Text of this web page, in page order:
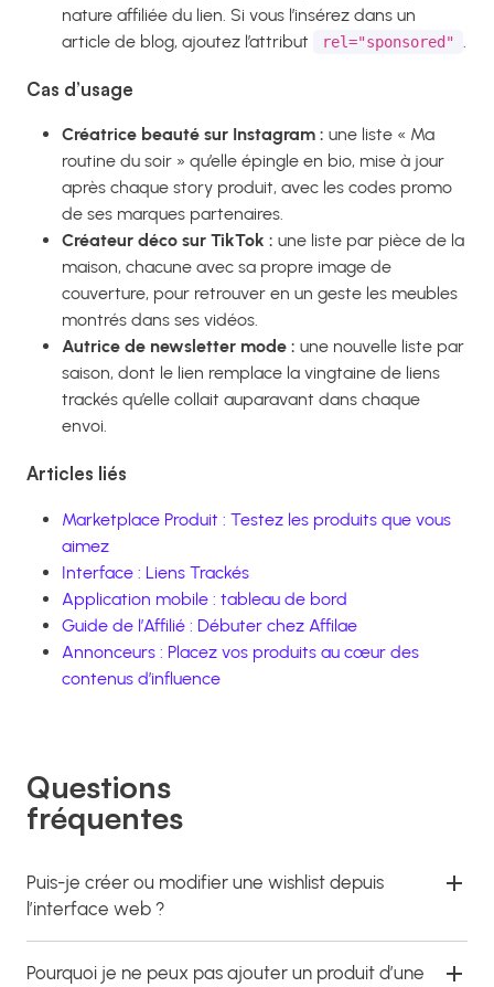
nature affiliée du lien. Si vous l’insérez dans un
article de blog, ajoutez l’attribut
rel="sponsored" .
Cas d’usage
Créatrice beauté sur Instagram : une liste « Ma
routine du soir » qu’elle épingle en bio, mise à jour
après chaque story produit, avec les codes promo
de ses marques partenaires.
Créateur déco sur TikTok : une liste par pièce de la
maison, chacune avec sa propre image de
couverture, pour retrouver en un geste les meubles
montrés dans ses vidéos.
Autrice de newsletter mode : une nouvelle liste par
saison, dont le lien remplace la vingtaine de liens
trackés qu’elle collait auparavant dans chaque
envoi.
Articles liés
Marketplace Produit : Testez les produits que vous
aimez
Interface : Liens Trackés
Application mobile : tableau de bord
Guide de l’Affilié : Débuter chez Affilae
Annonceurs : Placez vos produits au cœur des
contenus d’influence
Questions
fréquentes
Puis-je créer ou modifier une wishlist depuis
l’interface web ?
Pourquoi je ne peux pas ajouter un produit d’une